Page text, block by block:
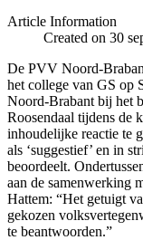
Article Information
Created on 30
De PVV Noord-
het college van GS op
Noord-Brabant bij het
Roosendaal tijdens de
inhoudelijke reactie te
als ‘suggestief’ en in
beoordeelt.
aan de samenwerking
Hattem: “Het getuigt
gekozen
te beantwoorden.”